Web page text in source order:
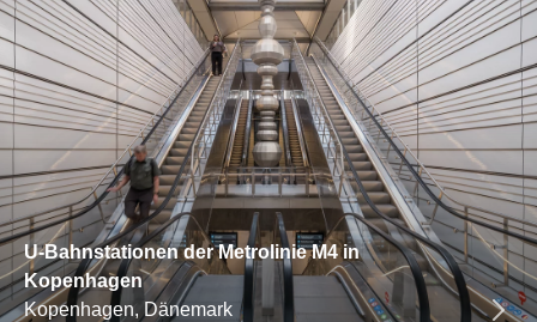
U-Bahnstationen der Metrolinie M4 in
Kopenhagen
Kopenhagen, Dänemark